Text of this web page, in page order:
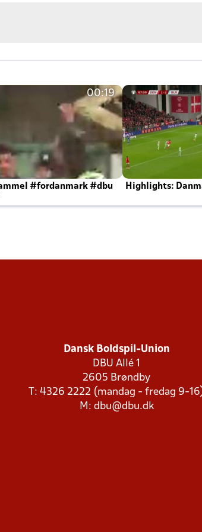
00:19
#fordanmark #dbu
Highlights:
Dansk Boldspil-Union
DBU Allé 1
2605 Brøndby
T: 4326 2222 (mandag - fredag 9-
M: dbu@dbu.dk